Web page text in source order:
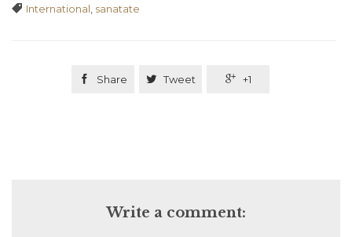
 Tags
International sanatate
 Share  Tweet  +1
Write a comment: